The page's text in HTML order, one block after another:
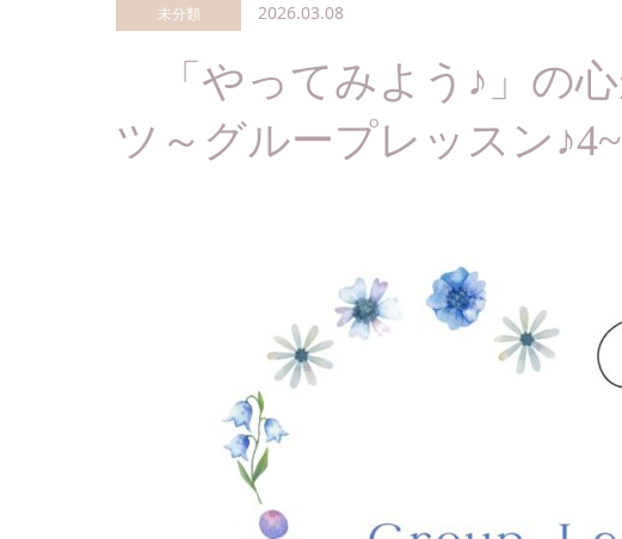
未分類 2026.03.08
「やってみよう♪」の
ツ～グループレッスン♪4~